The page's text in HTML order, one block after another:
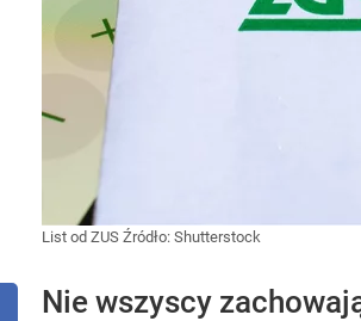
List od ZUS Źródło: Shutterstock
Nie wszyscy